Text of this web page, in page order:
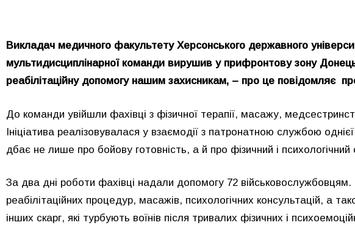
Викладач медичного факультету Херсонського державного
мультидисциплінарної команди вирушив у прифронтову зону
реабілітаційну допомогу нашим захисникам, – про це повідомляє
До команди увійшли фахівці з фізичної терапії, масажу,
Ініціатива реалізовувалася у взаємодії з патронатною службою
дбає не лише про бойову готовність, а й про фізичний і психологічний
За два дні роботи фахівці надали допомогу 72
реабілітаційних процедур, масажів, психологічних консультацій, а
інших скарг, які турбують воїнів після тривалих фізичних і